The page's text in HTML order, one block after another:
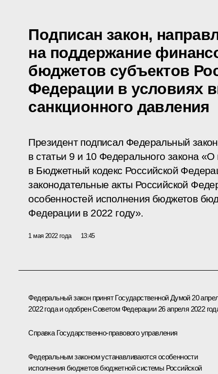
Подписан закон,
на поддержание
бюджетов субъектов
Федерации в условиях
санкционного давления
Президент подписал Федеральный
в статьи 9 и 10 Федерального закона
в Бюджетный кодекс Российской
законодательные акты Российской
особенностей исполнения бюджетов
Федерации в 2022 году».
1 мая 2022 года 13:45
Федеральный закон принят Государственной Думой 20
2022 года и одобрен Советом Федерации 26 апреля 2022
Справка Государственно-правового управления
Федеральным законом устанавливаются особенности
исполнения бюджетов бюджетной системы Российской